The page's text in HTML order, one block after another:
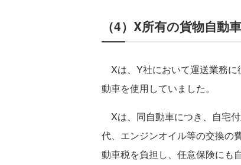
（4）X所有の貨物自動
Xは、Y社において運送業務に
動車を使用していました。
Xは、同自動車につき、自宅
代、エンジンオイル等の交換の
動車税を負担し、任意保険にも